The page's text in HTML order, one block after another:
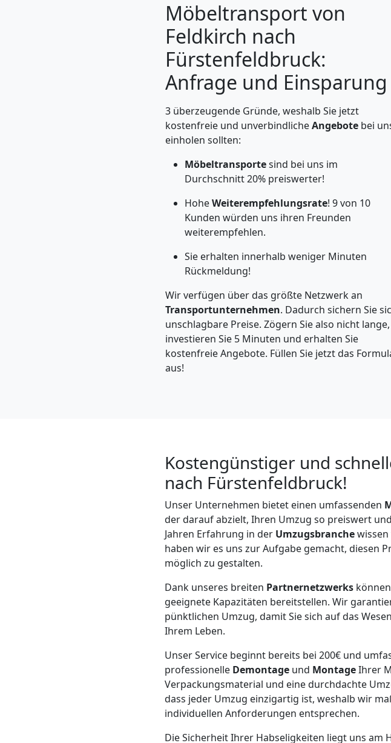
Möbeltransport von
Feldkirch nach
Fürstenfeldbruck:
Anfrage und Einsparung
3 überzeugende Gründe, weshalb Sie jetzt
kostenfreie und unverbindlicheAngebotebei
einholen sollten:
Möbeltransportesind bei uns im
Durchschnitt 20% preiswerter!
HoheWeiterempfehlungsrate! 9 von 10
Kunden würden uns ihren Freunden
weiterempfehlen.
Sie erhalten innerhalb weniger Minuten
Rückmeldung!
Wir verfügen über das größte Netzwerk an
Transportunternehmen. Dadurch sichern Sie
unschlagbare Preise. Zögern Sie also nicht lange,
investieren Sie 5 Minuten und erhalten Sie
kostenfreie Angebote. Füllen Sie jetzt das
aus!
Kostengünstiger und
nach Fürstenfeldbruck!
Unser Unternehmen bietet einen umfassenden
der darauf abzielt, Ihren Umzug so preiswert
Jahren Erfahrung in der Umzugsbranche
haben wir es uns zur Aufgabe gemacht, diesen
möglich zu gestalten.
Dank unseres breiten Partnernetzwerks
geeignete Kapazitäten bereitstellen. Wir
pünktlichen Umzug, damit Sie sich auf das
Ihrem Leben.
Unser Service beginnt bereits bei 200€ und
professionelle Demontage und MontageIhrer
Verpackungsmaterial und eine durchdachte
dass jeder Umzug einzigartig ist, weshalb wir
individuellen Anforderungen entsprechen.
Die Sicherheit Ihrer Habseligkeiten liegt uns am